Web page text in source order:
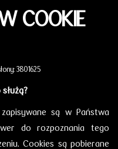
COOKIE
3801625
są w Państwa
do rozpoznania tego
Cookies są pobierane